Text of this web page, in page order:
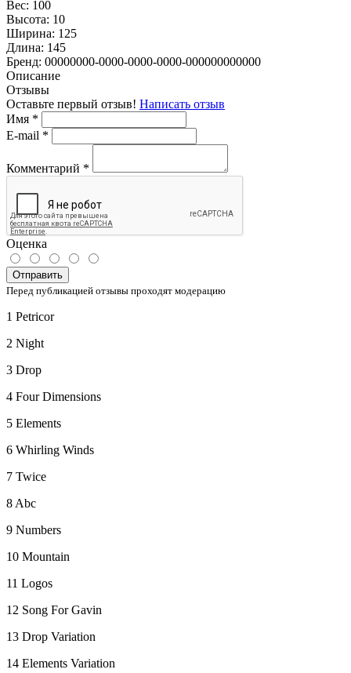
Вес: 100
Высота: 10
Ширина: 125
Длина: 145
Бренд: 00000000-0000-0000-0000-000000000000
Описание
Отзывы
Оставьте первый отзыв! Написать отзыв
Имя *
E-mail *
Комментарий *
Оценка
Отправить
Перед публикацией отзывы проходят модерацию
1 Petricor
2 Night
3 Drop
4 Four Dimensions
5 Elements
6 Whirling Winds
7 Twice
8 Abc
9 Numbers
10 Mountain
11 Logos
12 Song For Gavin
13 Drop Variation
14 Elements Variation